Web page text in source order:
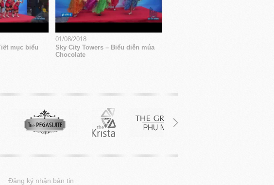
mục biểu
01/08/2018
Sky City Towers – Biểu diễn múa
Chocolate
Đăng ký nhận bản tin